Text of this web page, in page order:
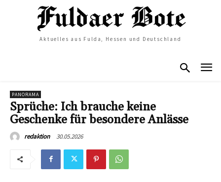
Aktuelles aus Fulda, Hessen und Deutschland
PANORAMA
Sprüche: Ich brauche keine
Geschenke für besondere Anlässe
redaktion 30.05.2026